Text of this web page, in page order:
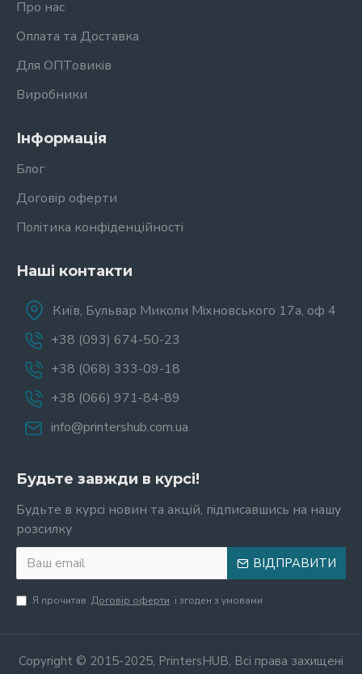
Про нас
Оплата та Доставка
Для ОПТовиків
Виробники
Інформація
Блог
Договір оферти
Політика конфіденційності
Наші контакти
Київ, Бульвар Миколи Міхновського 17а, оф 4
+38 (093) 674-50-23
+38 (068) 333-09-18
+38 (066) 971-84-89
info@printershub.com.ua
Будьте завжди в курсі!
Будьте в курсі новин та акцій, підписавшись на нашу
розсилку
ВІДПРАВИТИ
Я прочитав Договір оферти і згоден з умовами
Copyright © 2015-2025, PrintersHUB, Всі права захищені